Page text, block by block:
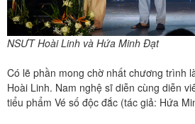
NSƯT Hoài Linh và Hứa Minh Đạt
Có lẽ phần mong chờ nhất chương trình
Hoài Linh. Nam nghệ sĩ diễn cùng diễn
tiểu phẩm Vé số độc đắc (tác giả: Hứa